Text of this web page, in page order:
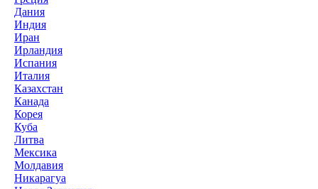
Дания
Индия
Иран
Ирландия
Испания
Италия
Казахстан
Канада
Корея
Куба
Литва
Мексика
Молдавия
Никарагуа